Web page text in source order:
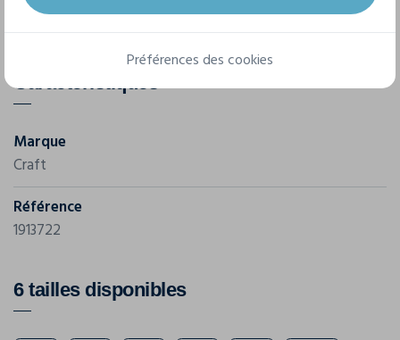
Coupe classique
Caractéristiques
Marque
Craft
Référence
1913722
6 tailles disponibles
Préférences des cookies